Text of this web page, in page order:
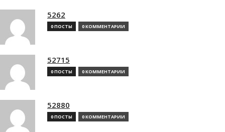
5262
0 ПОСТЫ 0 КОММЕНТАРИИ
52715
0 ПОСТЫ 0 КОММЕНТАРИИ
52880
0 ПОСТЫ 0 КОММЕНТАРИИ